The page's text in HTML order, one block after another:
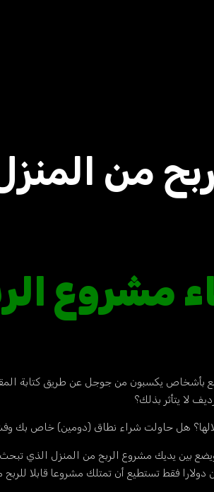
بـ 90
مشروع
يكسبون من جوجل عن طريق كتابة
لا يتأثر بذلك؟
هل حاولت شراء نطاق (دومين) خاص بك
بين يديك مشروع الربح من المنزل الذي